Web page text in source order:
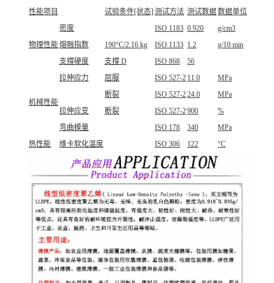
性能项目
试验条件[状态] 测试方法 测试数据数据单位
物理性能
密度 ISO 1183 0.920
g/cm3
熔融指数
190°C/2.16 kg ISO 1133 1.2
g/10 min
支撐硬度
支撐 D ISO 868 56
机械性能
拉伸应力 屈服 ISO 527-2 11.0
MPa
断裂
ISO 527-224.0
MPa
拉伸应变
断裂 ISO 527-2900
%
弯曲模量
ISO 178 340
MPa
热性能
维卡软化温度 ISO 306 122 °C